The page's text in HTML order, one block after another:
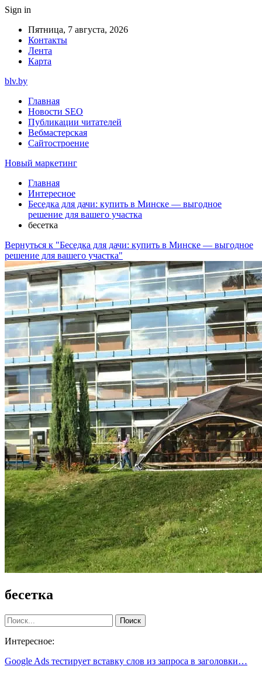
Sign in
Пятница, 7 августа, 2026
Контакты
Лента
Карта
blv.by
Главная
Новости SEO
Публикации читателей
Вебмастерская
Сайтостроение
Новый маркетинг
Главная
Интересное
Беседка для дачи: купить в Минске — выгодное
решение для вашего участка
бесетка
Вернуться к "Беседка для дачи: купить в Минске — выгодное
решение для вашего участка"
бесетка
Интересное:
Google Ads тестирует вставку слов из запроса в заголовки…